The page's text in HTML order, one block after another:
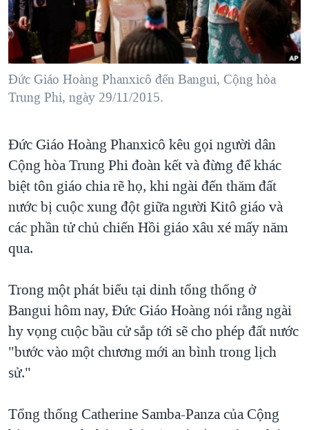
"Tìm"NGƯỜI VIỆT HẢI NGOẠI
ĐỜI SỐNG
KINH TẾ
VĂN HOÁ
THỂ THAO
GIÁO DỤC
TẠI
HÀNH TRÌNH BẦU CỬ 2024
MỘT NĂM CHIẾN TRANH TẠI DẢI GAZA
GIẢI MÃ VÀNH ĐAI & CON ĐƯỜNG
NGÀY TỊ NẠN THẾ GIỚI
GROUND ZERO – XƯA VÀ NAY
CÁC GIÁ TRỊ CỘNG HÒA Ở VIỆT NAM
THƯỢNG ĐỈNH TRUMP-KIM TẠI VIỆT NAM
TRỊNH VĨNH BÌNH VS. CHÍNH PHỦ VIỆT NAM
BÊN KIA QUỐC LỘ: TIẾNG VỌNG TỪ NÔNG THÔN MỸ
QUAN HỆ VIỆT MỸ
VIDEO
NGHE
MẠNG XÃ HỘI
Ngôn ngữ khác
Đức Giáo Hoàng Phanxicô đến Bangui, Cộng hòa
Trung Phi, ngày 29/11/2015.
Đức Giáo Hoàng Phanxicô kêu gọi người dân
Cộng hòa Trung Phi đoàn kết và đừng để khác
biệt tôn giáo chia rẽ họ, khi ngài đến thăm đất
nước bị cuộc xung đột giữa người Kitô giáo và
các phần tử chủ chiến Hồi giáo xâu xé mấy năm
qua.
Trong một phát biểu tại dinh tổng thống ở
Bangui hôm nay, Đức Giáo Hoàng nói rằng ngài
hy vọng cuộc bầu cử sắp tới sẽ cho phép đất nước
"bước vào một chương mới an bình trong lịch
sử."
Tổng thống Catherine Samba-Panza của Cộng